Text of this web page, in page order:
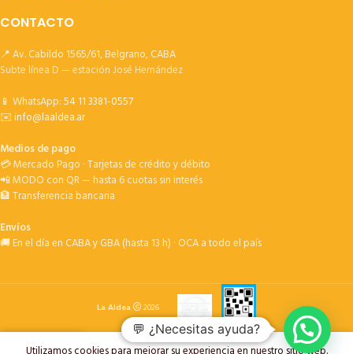
CONTACTO
📍 Av. Cabildo 1565/61, Belgrano, CABA
Subte línea D — estación José Hernández
📱 WhatsApp:54 11 3381-0557
✉️info@laaldea.ar
Medios de pago
💳 Mercado Pago · Tarjetas de crédito y débito
📲 MODO con QR — hasta 6 cuotas sin interés
🏦 Transferencia bancaria
Envíos
🚚 En el día en CABA y GBA (hasta 13 h) · OCA a todo el país
La Aldea 2026
💬 ¿Necesitas ayuda?